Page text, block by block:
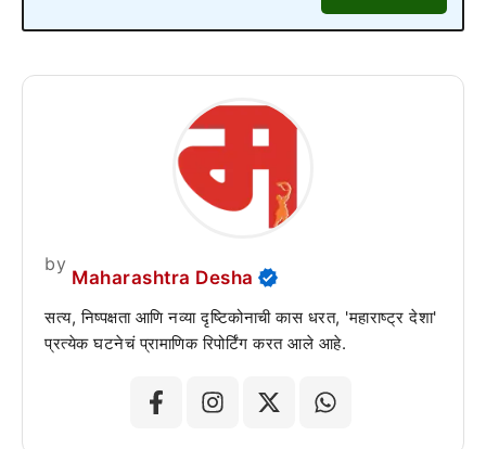
by
Maharashtra Desha
सत्य, निष्पक्षता आणि नव्या दृष्टिकोनाची कास धरत, 'महाराष्ट्र देशा'
प्रत्येक घटनेचं प्रामाणिक रिपोर्टिंग करत आले आहे.